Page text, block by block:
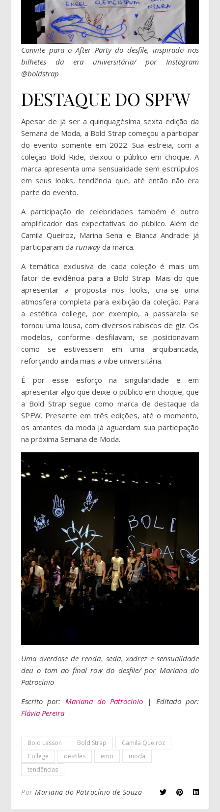
Convite para o After Party do desfile, inspirado nos
bilhetes da era universitária/ por Instagram
@boldstrap
DESTAQUE DO SPFW
Apesar de já ser a quinquagésima sexta edição da
Semana de Moda, a Bold Strap começou a participar
do evento somente em 2022. Sua estreia, com a
coleção Bold Ride, deixou o público em choque. A
marca apresenta uma sensualidade sem escrúpulos
em seus looks, tendência que, até então não era
parte do evento.
A participação de celebridades também é outro
amplificador das expectativas do público. Além de
Camila Queiroz, Marina Sena e Bianca Andrade já
participaram da runwayda marca.
A temática exclusiva de cada coleção é mais um
fator de evidência para a Bold Strap. Mais do que
apresentar a proposta nos looks, cria-se uma
atmosfera completa para exibição da coleção. Para
a estética college, por exemplo, a passarela se
tornou uma lousa, com diversos rabiscos de giz. Os
modelos, conforme desfilavam, se posicionavam
como se estivessem em uma arquibancada,
reforçando ainda mais a vibe universitária.
É por esse esforço na singularidade e em
apresentar algo que deixe o público em choque, que
a Bold Strap segue como marca de destaque da
SPFW. Presente em três edições, até o momento,
os amantes da moda já aguardam sua participação
na próxima Semana de Moda.
Uma overdose de renda, seda, xadrez e sensualidade
deu o tom ao final row do desfile/ por Mariana do
Patrocínio
Escrito por: Mariana do Patrocínio | Editado por:
Flávia Pereira
Bold Lesson Bold Strap
Camila Queiroz
College
desfiles emo
moda
tendências
Por Mariana do Patrocínio de Souza